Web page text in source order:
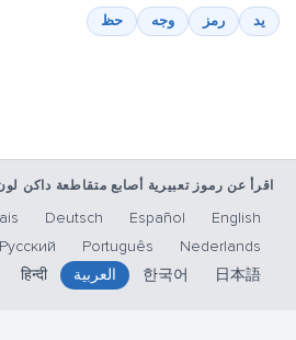
يد
رمز وجه حظ
اقرأ عن رموز تعبيرية أصابع متقاطعة داكن
English
Español
Deutsch
Nederlands
Português
Русский
日本語
한국어 العربية हिन्दी